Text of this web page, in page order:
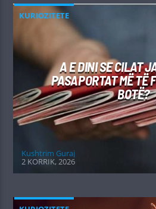
KURIOZITETE
A E DINI SE CILAT
PASAPORTAT MË TË
BOTË?
Kushtrim Guraj
2 KORRIK, 2026